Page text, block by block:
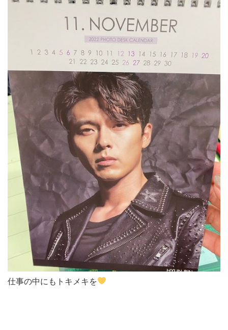
仕事の中にもトキメキを